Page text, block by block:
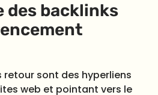
des backlinks
retour sont des hyperliens
web et pointant vers le